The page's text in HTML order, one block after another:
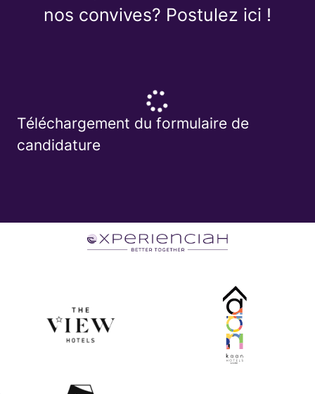
nos convives? Postulez ici !
Téléchargement du formulaire de
candidature